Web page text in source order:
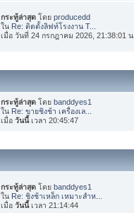
กระทู้ล่าสุด โดยproducedd
ใน Re: ติดตั้งลิฟท์โรงงาน T...
เมื่อ วันที่ 24 กรกฎาคม 2026, 21:38:01 น.
กระทู้ล่าสุด โดยbanddyes1
ใน Re: ขายชิงช้า เครื่องเล...
เมื่อวันนี้เวลา 20:45:47
กระทู้ล่าสุด โดยbanddyes1
ใน Re: ชิงช้าเหล็ก เหมาะสำห...
เมื่อวันนี้เวลา 21:14:44